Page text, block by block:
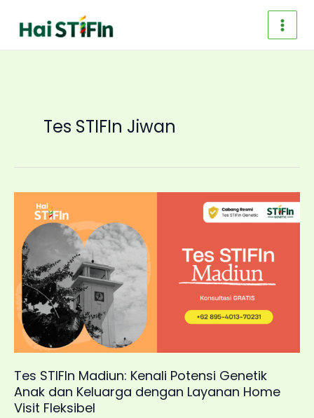
content
Tes STIFIn Jiwan
Tes STIFIn Madiun: Kenali Potensi Genetik
Anak dan Keluarga dengan Layanan Home
Visit Fleksibel